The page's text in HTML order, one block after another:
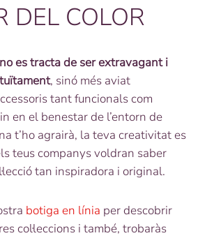
DEL COLOR
no es tracta de ser extravagant i
, sinó més aviat
tant funcionals com
en el benestar de l’entorn de
t’ho agrairà, la teva creativitat es
teus companys voldran saber
tan inspiradora i original.
botiga en línia per descobrir
col·leccions i també, trobaràs